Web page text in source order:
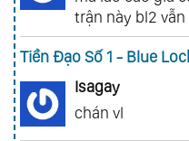
trận này bl2
Tiền Đạo Số 1 - Blue
Isagay
chán vl